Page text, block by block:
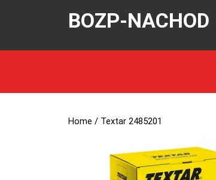
BOZP-NACHOD
Home / Textar 2485201